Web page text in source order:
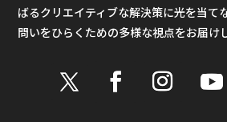
ばるクリエイティブな解決策に光を当て
問いをひらくための多様な視点をお届け